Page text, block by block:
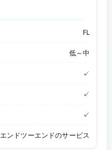
FL
低～中
✓
✓
✓
エンドツーエンドのサービス